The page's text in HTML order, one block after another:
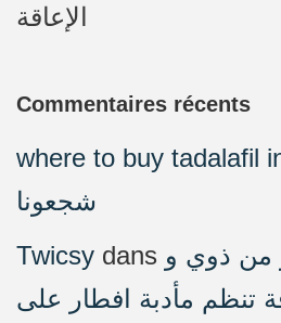
الإعاقة
Commentaires récents
where to buy tadalafil
شجعونا
Twicsy dans من ذوي و
تنظم مأدبة افطار على